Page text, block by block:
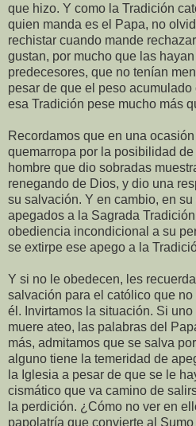
que hizo. Y como la Tradición
quien manda es el Papa, no
rechistar cuando mande
gustan, por mucho que las
predecesores, que no tenían
pesar de que el peso
esa Tradición pese mucho más
Recordamos que en una
quemarropa por la posibilidad
hombre que dio sobradas
renegando de Dios, y dio una
su salvación. Y en cambio, en
apegados a la Sagrada
obediencia incondicional a su
se extirpe ese apego a la
Y si no le obedecen, les
salvación para el católico que
él. Invirtamos la situación. Si
muere ateo, las palabras del
más, admitamos que se salva
alguno tiene la temeridad de
la Iglesia a pesar de que se le
cismático que va camino de
la perdición. ¿Cómo no ver en
papolatría que convierte al